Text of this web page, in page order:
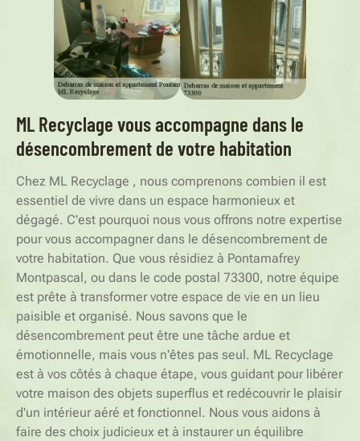
ML Recyclage vous accompagne dans le
désencombrement de votre habitation
Chez ML Recyclage , nous comprenons combien il est
essentiel de vivre dans un espace harmonieux et
dégagé. C'est pourquoi nous vous offrons notre expertise
pour vous accompagner dans le désencombrement de
votre habitation. Que vous résidiez à Pontamafrey
Montpascal, ou dans le code postal 73300, notre équipe
est prête à transformer votre espace de vie en un lieu
paisible et organisé. Nous savons que le
désencombrement peut être une tâche ardue et
émotionnelle, mais vous n'êtes pas seul. ML Recyclage
est à vos côtés à chaque étape, vous guidant pour libérer
votre maison des objets superflus et redécouvrir le plaisir
d'un intérieur aéré et fonctionnel. Nous vous aidons à
faire des choix judicieux et à instaurer un équilibre